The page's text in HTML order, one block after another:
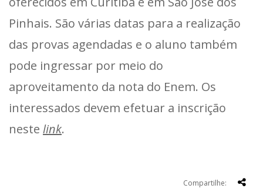
Pinhais. São várias datas para a realização
das provas agendadas e o aluno também
pode ingressar por meio do
aproveitamento da nota do Enem. Os
interessados devem efetuar a inscrição
neste link.
Compartilhe: